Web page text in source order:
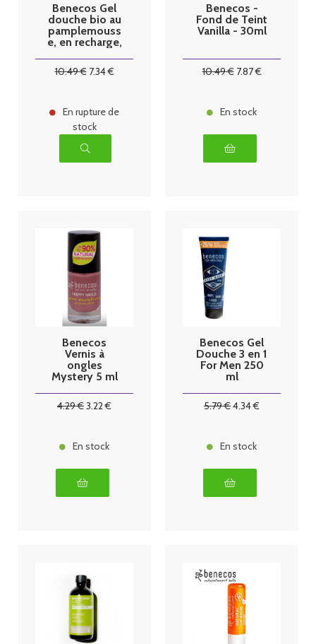
Benecos Gel
douche bio au
pamplemouss
e, en recharge,
10.49€ 7.34€
En rupture de
stock
Benecos -
Fond de Teint
Vanilla - 30ml
10.49€ 7.87€
En stock
Benecos
Vernis à
ongles
Mystery 5 ml
4.29€3.22€
En stock
Benecos Gel
Douche 3 en 1
For Men 250
ml
5.79€4.34€
En stock